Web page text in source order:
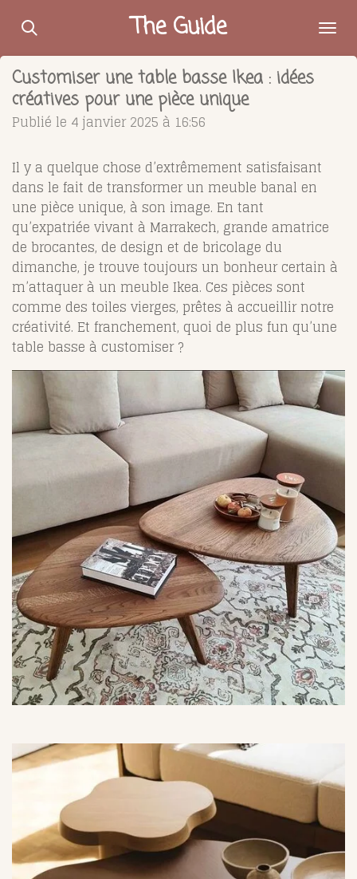
Passer
contenu
principal
The Guide
Customiser une table basse Ikea : idées
créatives pour une pièce unique
Publié le 4 janvier 2025 à 16:56
Il y a quelque chose d’extrêmement satisfaisant
dans le fait de transformer un meuble banal en
une pièce unique, à son image. En tant
qu’expatriée vivant à Marrakech, grande amatrice
de brocantes, de design et de bricolage du
dimanche, je trouve toujours un bonheur certain à
m’attaquer à un meuble Ikea. Ces pièces sont
comme des toiles vierges, prêtes à accueillir notre
créativité. Et franchement, quoi de plus fun qu’une
table basse à customiser ?